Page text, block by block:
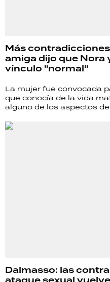
Más
amiga dijo que Nora
vínculo "normal"
La mujer fue convocada
que conocía de la vida
alguno de los aspectos
Dalmasso: las